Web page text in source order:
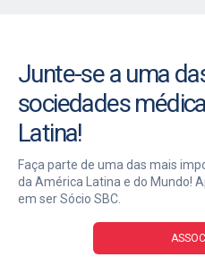
Junte-se a uma
sociedades
Latina!
Faça parte de uma das mais
da América Latina e do Mundo!
em ser Sócio SBC.